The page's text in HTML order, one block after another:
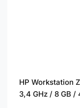
HP Workstation
3,4 GHz / 8 GB /